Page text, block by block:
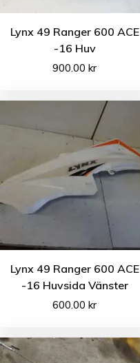
Lynx 49 Ranger 600 ACE
-16 Huv
900.00kr
Lynx 49 Ranger 600 ACE
-16 Huvsida Vänster
600.00kr